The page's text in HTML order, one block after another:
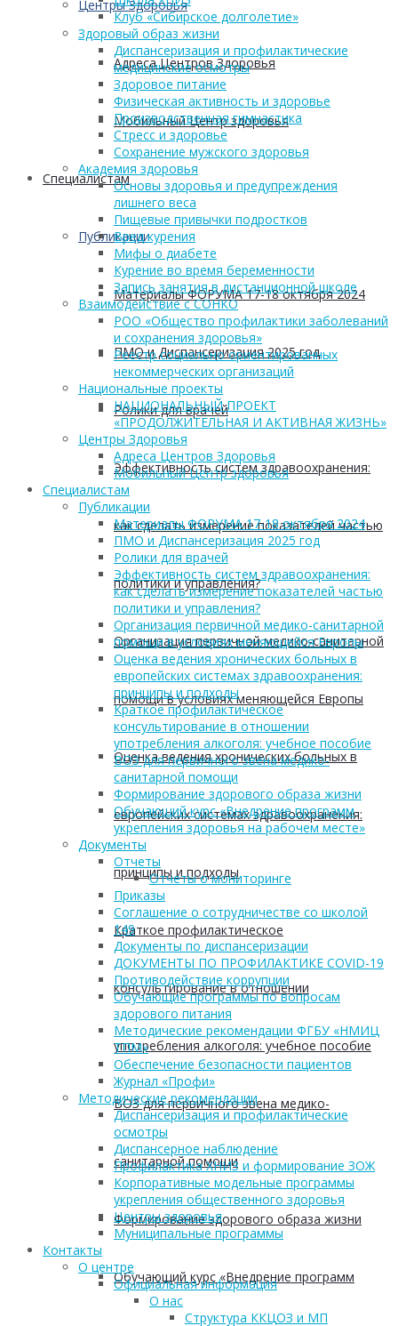
Центры Здоровья
Адреса Центров Здоровья
Мобильный Центр здоровья
Cпециалистам
Публикации
Материалы ФОРУМА 17-18 октября 2024
ПМО и Диспансеризация 2025 год
Ролики для врачей
Эффективность систем здравоохранения:
как сделать измерение показателей частью
политики и управления?
Организация первичной медико-санитарной
помощи в условиях меняющейся Европы
Оценка ведения хронических больных в
европейских системах здравоохранения:
принципы и подходы
Краткое профилактическое
консультирование в отношении
употребления алкоголя: учебное пособие
ВОЗ для первичного звена медико-
санитарной помощи
Формирование здорового образа жизни
Обучающий курс «Внедрение программ
Клуб «Сибирское долголетие»
Здоровый образ жизни
Диспансеризация и профилактические
медицинские осмотры
Здоровое питание
Физическая активность и здоровье
Производственная гимнастика
Стресс и здоровье
Сохранение мужского здоровья
Академия здоровья
Основы здоровья и предупреждения
лишнего веса
Пищевые привычки подростков
Вред курения
Мифы о диабете
Курение во время беременности
Запись занятия в дистанционной школе
Взаимодействие с СОНКО
РОО «Общество профилактики заболеваний
и сохранения здоровья»
Реестр социально ориентированных
некоммерческих организаций
Национальные проекты
НАЦИОНАЛЬНЫЙ ПРОЕКТ
«ПРОДОЛЖИТЕЛЬНАЯ И АКТИВНАЯ ЖИЗНЬ»
Центры Здоровья
Адреса Центров Здоровья
Мобильный Центр здоровья
Cпециалистам
Публикации
Материалы ФОРУМА 17-18 октября 2024
ПМО и Диспансеризация 2025 год
Ролики для врачей
Эффективность систем здравоохранения:
как сделать измерение показателей частью
политики и управления?
Организация первичной медико-санитарной
помощи в условиях меняющейся Европы
Оценка ведения хронических больных в
европейских системах здравоохранения:
принципы и подходы
Краткое профилактическое
консультирование в отношении
употребления алкоголя: учебное пособие
ВОЗ для первичного звена медико-
санитарной помощи
Формирование здорового образа жизни
Обучающий курс «Внедрение программ
укрепления здоровья на рабочем месте»
Документы
Отчеты
Отчеты о мониторинге
Приказы
Соглашение о сотрудничестве со школой
149
Документы по диспансеризации
ДОКУМЕНТЫ ПО ПРОФИЛАКТИКЕ COVID-19
Противодействие коррупции
Обучающие программы по вопросам
здорового питания
Методические рекомендации ФГБУ «НМИЦ
ТПМ»
Обеспечение безопасности пациентов
Журнал «Профи»
Методические рекомендации
Диспансеризация и профилактические
осмотры
Диспансерное наблюдение
Профилактика ХНИЗ и формирование ЗОЖ
Корпоративные модельные программы
укрепления общественного здоровья
Центры здоровья
Муниципальные программы
Контакты
О центре
Официальная информация
О нас
Структура ККЦОЗ и МП